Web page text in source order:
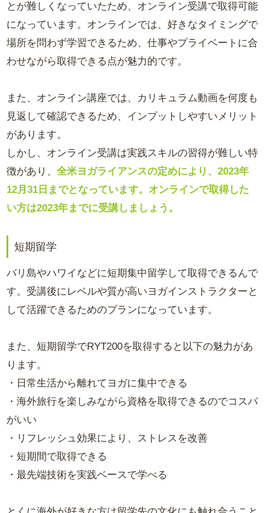
とが難しくなっていたため、オンライン受講で取得可能
になっています。オンラインでは、好きなタイミングで
場所を問わず学習できるため、仕事やプライベートに合
わせながら取得できる点が魅力的です。
また、オンライン講座では、カリキュラム動画を何度も
見返して確認できるため、インプットしやすいメリット
があります。
しかし、オンライン受講は実践スキルの習得が難しい特
徴があり、全米ヨガライアンスの定めにより、2023年
12月31日までとなっています。オンラインで取得した
い方は2023年までに受講しましょう。
短期留学
バリ島やハワイなどに短期集中留学して取得できるんで
す。受講後にレベルや質が高いヨガインストラクターと
して活躍できるためのプランになっています。
また、短期留学でRYT200を取得すると以下の魅力があ
ります。
・日常生活から離れてヨガに集中できる
・海外旅行を楽しみながら資格を取得できるのでコスパ
がいい
・リフレッシュ効果により、ストレスを改善
・短期間で取得できる
・最先端技術を実践ベースで学べる